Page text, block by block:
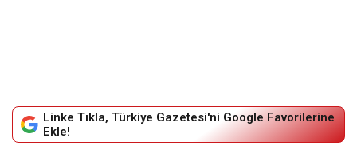
Linke Tıkla, Türkiye Gazetesi'ni Google Favorilerine
Ekle!